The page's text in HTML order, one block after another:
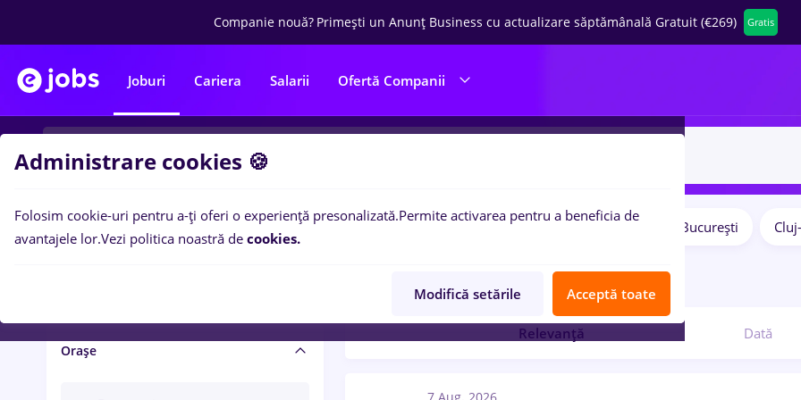
Companie nouă? Primești un Anunț Business cu actualizare săptămânală Gratuit (€269) Gratis
Joburi Cariera Salarii Ofertă Companii
Salariu și beneficii
Orașe
București
locuri de munca
Relevanță Dată
Administrare cookies 🍪
Folosim cookie-uri pentru a-ți oferi o experiență presonalizată.Permite activarea pentru a beneficia de
avantajele lor.Vezi politica noastră de cookies.
Modifică setările Acceptă toate